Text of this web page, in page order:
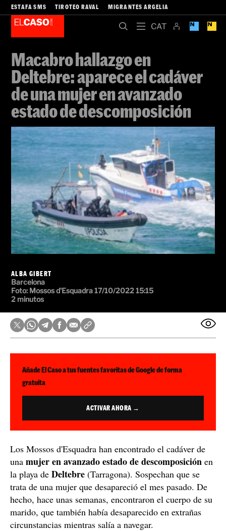
ESTAFA SMS TIROTEO RAVAL MIGRANTES ARGELIA
Macabro hallazgo en
Deltebre: aparece el cadáver
de una mujer en avanzado
estado de descomposición
ALBA GIBERT
Barcelona
Foto: Mossos d'Esquadra17/10/2022 15:15
2 minutos
Añade El Caso a tus fuentes favoritas de Google de forma
gratuita
ACTIVAR AHORA →
Los Mossos d'Esquadra han encontrado el cadáver de
una mujer en avanzado estado de descomposición en
la playa de Deltebre (Tarragona). Sospechan que se
trata de una mujer que desapareció el mes pasado. De
hecho, hace unas semanas, encontraron el cuerpo de su
marido, que también había desaparecido en extrañas
circunstancias mientras salía a navegar.